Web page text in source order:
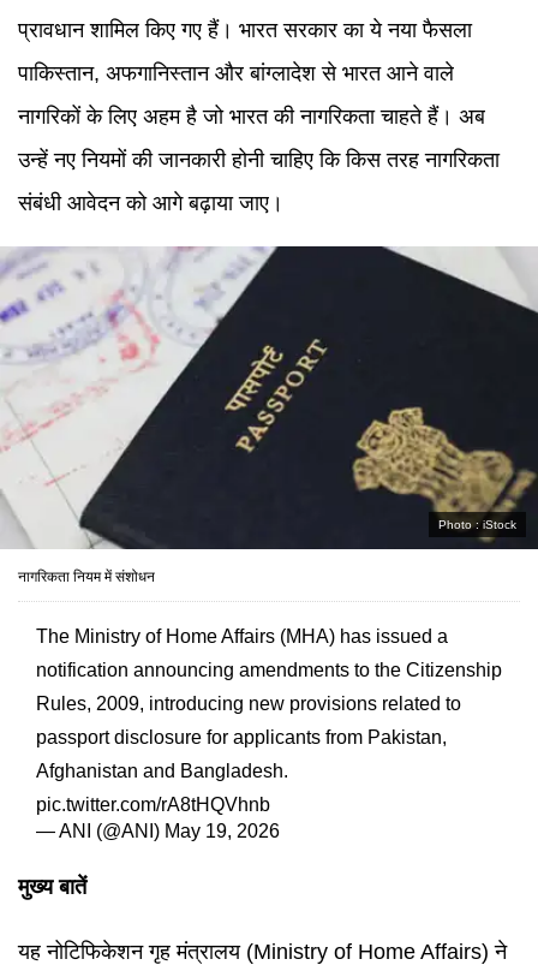
प्रावधान शामिल किए गए हैं। भारत सरकार का ये नया फैसला
पाकिस्तान, अफगानिस्तान और बांग्लादेश से भारत आने वाले
नागरिकों के लिए अहम है जो भारत की नागरिकता चाहते हैं। अब
उन्हें नए नियमों की जानकारी होनी चाहिए कि किस तरह नागरिकता
संबंधी आवेदन को आगे बढ़ाया जाए।
Photo :iStock
नागरिकता नियम में संशोधन
The Ministry of Home Affairs (MHA) has issued a
notification announcing amendments to the Citizenship
Rules, 2009, introducing new provisions related to
passport disclosure for applicants from Pakistan,
Afghanistan and Bangladesh.
pic.twitter.com/rA8tHQVhnb
— ANI (@ANI) May 19, 2026
मुख्य बातें
यह नोटिफिकेशन गृह मंत्रालय (Ministry of Home Affairs) ने